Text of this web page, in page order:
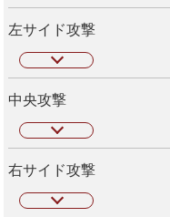
左サイド攻撃
中央攻撃
右サイド攻撃